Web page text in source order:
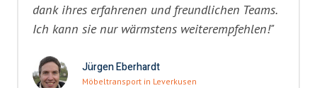
dank ihres erfahrenen und freundlichen Teams.
Ich kann sie nur wärmstens weiterempfehlen!"
Jürgen Eberhardt
Möbeltransport in Leverkusen